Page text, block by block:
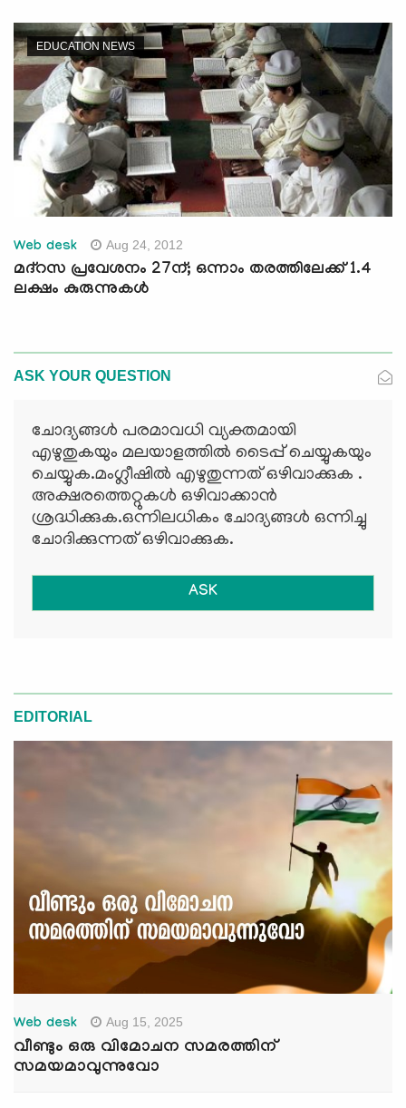
EDUCATION NEWS
Web desk Aug 24, 2012
മദ്റസ പ്രവേശനം 27ന്; ഒന്നാം തരത്തിലേക്ക് 1.4
ലക്ഷം കുരുന്നുകള്‍
ASK YOUR QUESTION
ചോദ്യങ്ങള്‍ പരമാവധി വ്യക്തമായി
എഴുതുകയും മലയാളത്തില്‍ ടൈപ്പ് ചെയ്യുകയും
ചെയ്യുക.മംഗ്ലീഷില്‍ എഴുതുന്നത് ഒഴിവാക്കുക .
അക്ഷരത്തെറ്റുകള്‍ ഒഴിവാക്കാന്‍
ശ്രദ്ധിക്കുക.ഒന്നിലധികം ചോദ്യങ്ങള്‍ ഒന്നിച്ചു
ചോദിക്കുന്നത് ഒഴിവാക്കുക.
ASK
EDITORIAL
Web desk Aug 15, 2025
വീണ്ടും ഒരു വിമോചന സമരത്തിന്
സമയമാവുന്നുവോ